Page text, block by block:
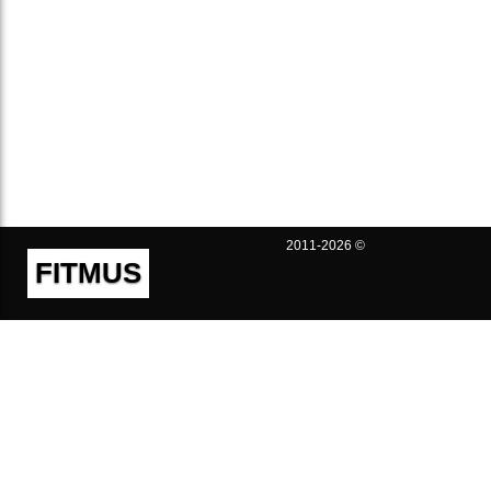
FITMUS
2011-2026 ©